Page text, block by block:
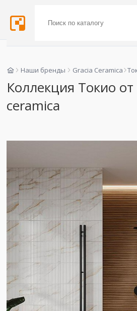
Наши бренды Gracia Ceramica
Коллекция Токио от
ceramica